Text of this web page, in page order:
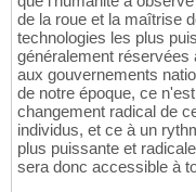
de la roue et la maîtrise
technologies les plus
généralement réservées
aux gouvernements
de notre époque, ce
changement radical de
individus, et ce à un
plus puissante et
sera donc accessible à